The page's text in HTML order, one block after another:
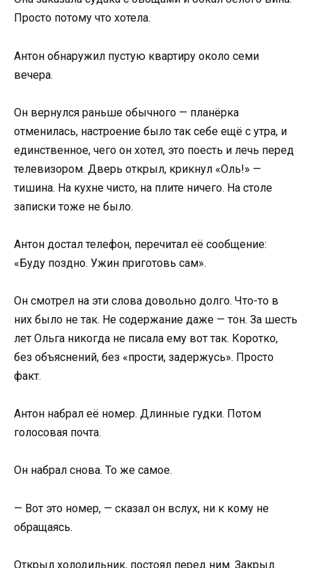
Просто потому что хотела.
Антон обнаружил пустую квартиру около семи
вечера.
Он вернулся раньше обычного — планёрка
отменилась, настроение было так себе ещё с утра, и
единственное, чего он хотел, это поесть и лечь перед
телевизором. Дверь открыл, крикнул «Оль!» —
тишина. На кухне чисто, на плите ничего. На столе
записки тоже не было.
Антон достал телефон, перечитал её сообщение:
«Буду поздно. Ужин приготовь сам».
Он смотрел на эти слова довольно долго. Что-то в
них было не так. Не содержание даже — тон. За шесть
лет Ольга никогда не писала ему вот так. Коротко,
без объяснений, без «прости, задержусь». Просто
факт.
Антон набрал её номер. Длинные гудки. Потом
голосовая почта.
Он набрал снова. То же самое.
— Вот это номер, — сказал он вслух, ни к кому не
обращаясь.
Открыл холодильник, постоял перед ним. Закрыл.